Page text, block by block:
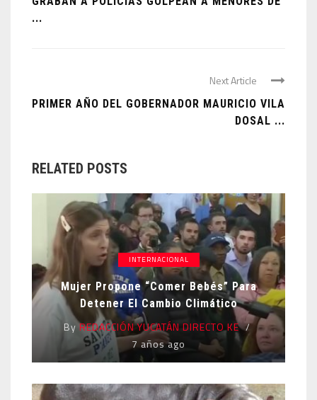
...
Next Article
PRIMER AÑO DEL GOBERNADOR MAURICIO VILA
DOSAL ...
RELATED POSTS
INTERNACIONAL
Mujer Propone “comer Bebés” Para
Detener El Cambio Climático
ByREDACCIÓN YUCATÁN DIRECTO KE
7 años ago